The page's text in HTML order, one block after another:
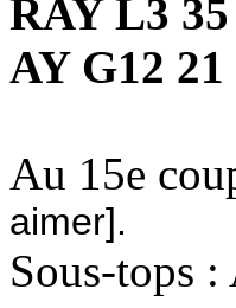
RAY L3 35
AY G12 21
Au 15e
aimer].
Sous-tops